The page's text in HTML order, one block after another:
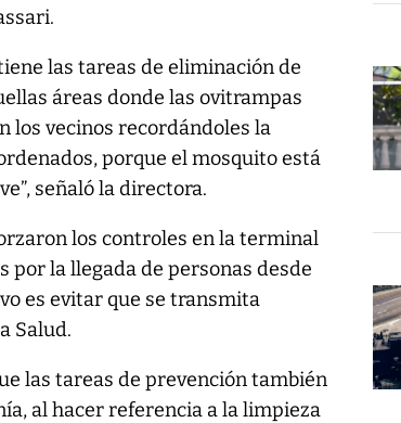
las tareas de eliminación de
áreas donde las ovitrampas
los vecinos recordándoles la
porque el mosquito está
señaló la directora.
los controles en la terminal
por la llegada de personas desde
es evitar que se transmita
Salud.
las tareas de prevención también
al hacer referencia a la limpieza